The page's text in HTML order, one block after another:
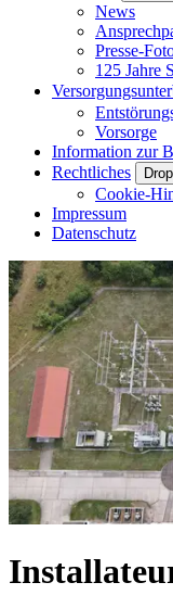
News
Presse-
125 Jahre
Vorsorge
Information zur
Rechtliches
Cookie-
Impressum
Datenschutz